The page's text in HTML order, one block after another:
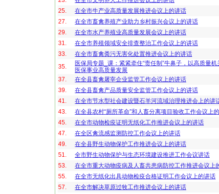
25.
在全市牛产业高质量发展推进会议上的讲话
27.
在全市畜禽养殖产业助力乡村振兴会议上的讲话
29.
在全市水产养殖业高质量发展会议上的讲话
31.
在全市养殖领域安全排查整治工作会议上的讲话
33.
在全市畜禽粪污无害化处置推进会议上的讲话
35.
医保局专题_课：紧紧牵住“责任制”牛鼻子，以高质量
医保事业高质量发展
37.
在全县畜禽屠宰企业监管工作会议上的讲话
39.
在全县畜禽产品质量安全监管工作会议上的讲话
41.
在全市节水型社会建设暨石羊河流域治理推进会上的讲
43.
在全县农村“厕所革命”和人畜分离项目验收工作会议上
45.
在全市动物检疫证明无纸化工作推进会议上的讲话
47.
在全区禽流感监测防控工作会议上的讲话
49.
在全县野生动物保护工作推进会议上的讲话
51.
全市野生动物保护与生态环境建设推进工作会议讲话
53.
在全市重大动物疫病及人畜共患病防控工作推进会议上
55.
在全市无纸化出具动物检疫合格证明工作会议上的讲话
57.
在全市解决草原过牧工作推进会议上的讲话